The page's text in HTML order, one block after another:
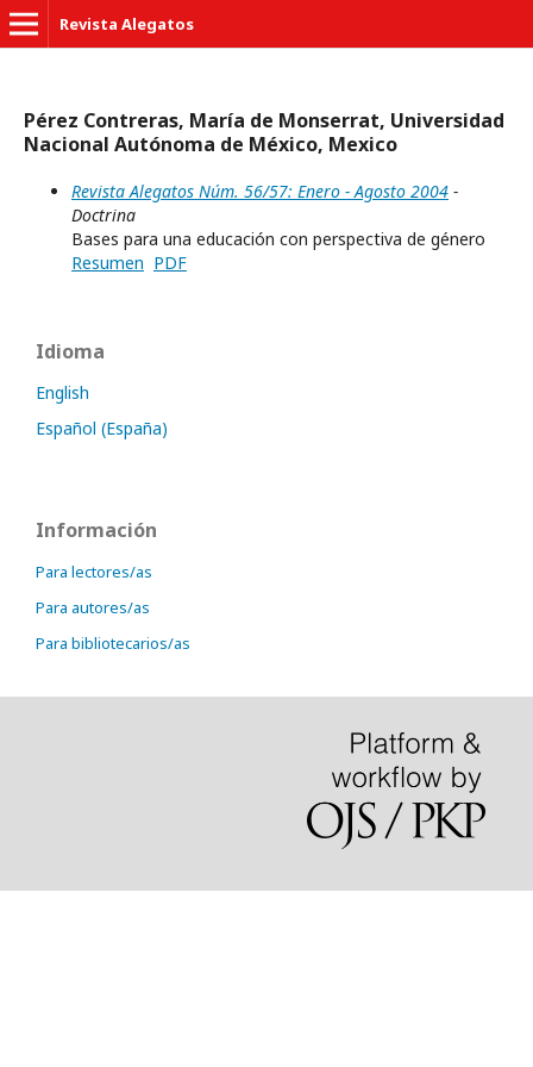
Revista Alegatos
Pérez Contreras, María de Monserrat, Universidad
Nacional Autónoma de México, Mexico
Revista Alegatos Núm. 56/57: Enero - Agosto 2004 -
Doctrina
Bases para una educación con perspectiva de género
Resumen PDF
Idioma
English
Español (España)
Información
Para lectores/as
Para autores/as
Para bibliotecarios/as